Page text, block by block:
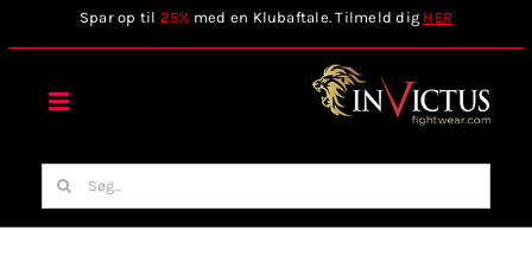
to
Spar op til 25% med en Klubaftale. Tilmeld dig HER
Toggle
Forside
Søg
efter: